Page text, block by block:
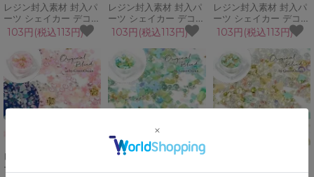
レジン封入素材 封入パ
ーツ シェイカー デコパ
ーツ ソーダブルー 蝶
花 ガラス粒 シェル ビ
ジュー ブリオン ネイル
GreenOceanオリジナ
ルブレンド♪
103円(税込113円)
レジン封入素材 封入パ
ーツ シェイカー デコパ
ーツ ローレライ 六角形
メタルパーツ ブリオン
ビジュー GreenOcean
オリジナルブレンド♪
103円(税込113円)
レジン封入素材 封入パ
ーツ シェイカー デコパ
ーツ クリスマスナイト
パール 雪の結晶 月 ブ
リオン GreenOceanオ
リジナルブレンド♪
103円(税込113円)
レジン封入素材 封入パ
ーツ シェイカー デコパ
レジン封入素材 封入パ